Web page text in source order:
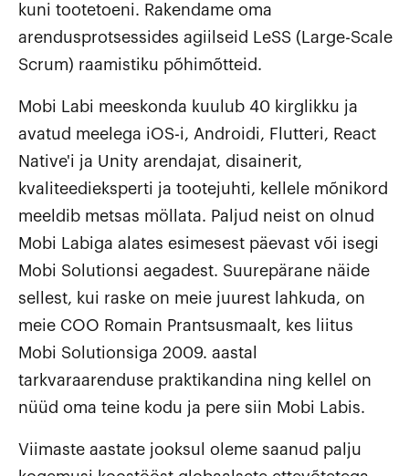
kuni tootetoeni. Rakendame oma
arendusprotsessides agiilseid LeSS (Large-Scale
Scrum) raamistiku põhimõtteid.
Mobi Labi meeskonda kuulub 40 kirglikku ja
avatud meelega iOS-i, Androidi, Flutteri, React
Native'i ja Unity arendajat, disainerit,
kvaliteedieksperti ja tootejuhti, kellele mõnikord
meeldib metsas möllata. Paljud neist on olnud
Mobi Labiga alates esimesest päevast või isegi
Mobi Solutionsi aegadest. Suurepärane näide
sellest, kui raske on meie juurest lahkuda, on
meie COO Romain Prantsusmaalt, kes liitus
Mobi Solutionsiga 2009. aastal
tarkvaraarenduse praktikandina ning kellel on
nüüd oma teine kodu ja pere siin Mobi Labis.
Viimaste aastate jooksul oleme saanud palju